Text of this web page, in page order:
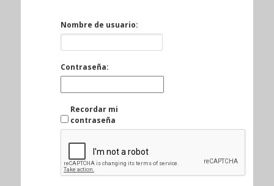
Nombre de usuario:
Contraseña:
Recordar mi
contraseña